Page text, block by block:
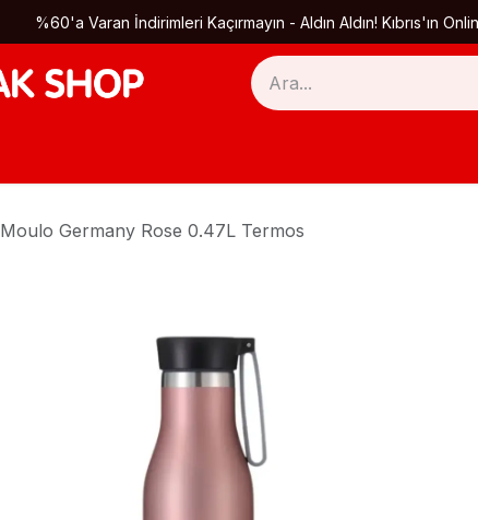
%60'a Varan İndirimleri Kaçırmayın - Aldın Aldın! Kıbrıs'ın
Moulo Germany Rose 0.47L Termos